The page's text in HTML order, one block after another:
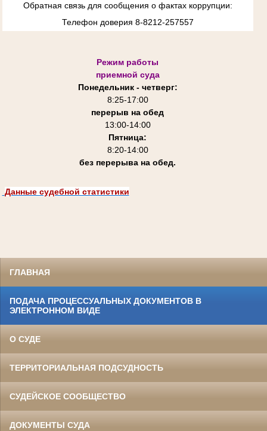
Обратная связь для сообщения о фактах коррупции:
Телефон доверия 8-8212-257557
Режим работы
приемной суда
Понедельник - четверг:
8:25-17:00
перерыв на обед
13:00-14:00
Пятница:
8:20-14:00
без перерыва на обед.
Данные судебной статистики
ГЛАВНАЯ
ПОДАЧА ПРОЦЕССУАЛЬНЫХ ДОКУМЕНТОВ В
ЭЛЕКТРОННОМ ВИДЕ
О СУДЕ
ТЕРРИТОРИАЛЬНАЯ ПОДСУДНОСТЬ
СУДЕЙСКОЕ СООБЩЕСТВО
ДОКУМЕНТЫ СУДА